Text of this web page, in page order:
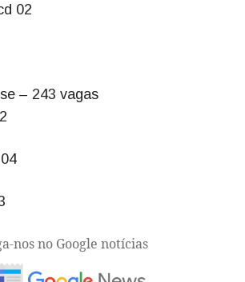
02
– 243 vagas
nos no Google notícias